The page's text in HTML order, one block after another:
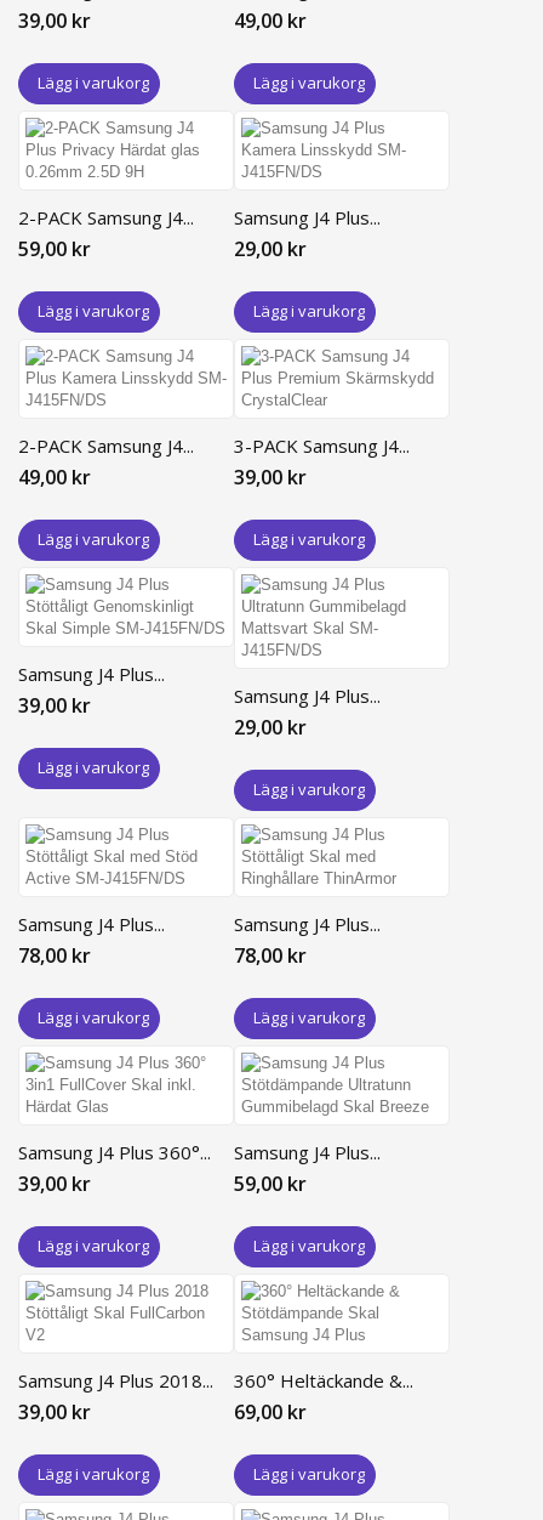
39,00 kr
Lägg i varukorg
49,00 kr
Lägg i varukorg
2-PACK Samsung J4...
59,00 kr
Lägg i varukorg
Samsung J4 Plus...
29,00 kr
Lägg i varukorg
2-PACK Samsung J4...
49,00 kr
Lägg i varukorg
3-PACK Samsung J4...
39,00 kr
Lägg i varukorg
Samsung J4 Plus...
39,00 kr
Lägg i varukorg
Samsung J4 Plus...
29,00 kr
Lägg i varukorg
Samsung J4 Plus...
78,00 kr
Lägg i varukorg
Samsung J4 Plus...
78,00 kr
Lägg i varukorg
Samsung J4 Plus 360°...
39,00 kr
Lägg i varukorg
Samsung J4 Plus...
59,00 kr
Lägg i varukorg
Samsung J4 Plus 2018...
39,00 kr
Lägg i varukorg
360° Heltäckande &...
69,00 kr
Lägg i varukorg